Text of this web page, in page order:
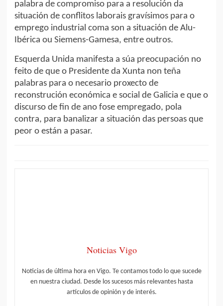
palabra de compromiso para a resolución da
situación de conflitos laborais gravísimos para o
emprego industrial coma son a situación de Alu-
Ibérica ou Siemens-Gamesa, entre outros.
Esquerda Unida manifesta a súa preocupación no
feito de que o Presidente da Xunta non teña
palabras para o necesario proxecto de
reconstrución económica e social de Galicia e que o
discurso de fin de ano fose empregado, pola
contra, para banalizar a situación das persoas que
peor o están a pasar.
Noticias Vigo
Noticias de última hora en Vigo. Te contamos todo lo que sucede
en nuestra ciudad. Desde los sucesos más relevantes hasta
artículos de opinión y de interés.